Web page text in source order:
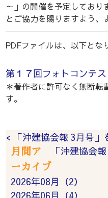
～」の開催を予定してお
とご協力を賜りますよう、
PDFファイルは、以下とな
第１７回フォトコンテ
＊著作者に許可なく無断転
す。
< 「沖建協会報 3月号」
「沖建協会
月間ア
ーカイブ
2026年08月（2）
2026年06月（4）